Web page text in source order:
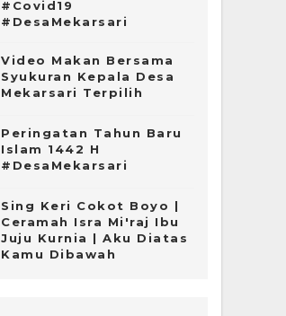
#Covid19
#DesaMekarsari
Video Makan Bersama
Syukuran Kepala Desa
Mekarsari Terpilih
Peringatan Tahun Baru
Islam 1442 H
#DesaMekarsari
Sing Keri Cokot Boyo |
Ceramah Isra Mi'raj Ibu
Juju Kurnia | Aku Diatas
Kamu Dibawah